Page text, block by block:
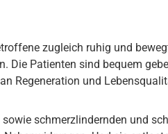
zugleich ruhig und
Patienten sind bequem
Regeneration und
schmerzlindernden und